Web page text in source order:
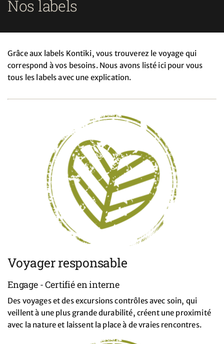
Nos labels
Grâce aux labels Kontiki, vous trouverez le voyage qui
correspond à vos besoins. Nous avons listé ici pour vous
tous les labels avec une explication.
Voyager responsable
Engage - Certifié en interne
Des voyages et des excursions contrôles avec soin, qui
veillent à une plus grande durabilité, créent une proximité
avec la nature et laissent la place à de vraies rencontres.